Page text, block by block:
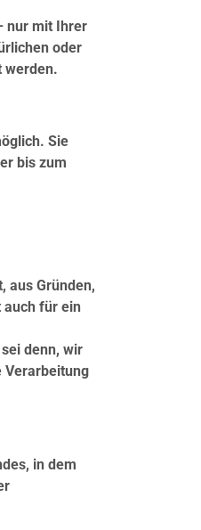
nur mit Ihrer
oder
werden.
Sie
bis zum
aus Gründen,
auch für ein
denn, wir
Verarbeitung
in dem